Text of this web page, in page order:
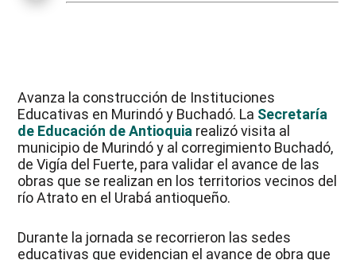
Avanza la construcción de Instituciones
Educativas en Murindó y Buchadó. La Secretaría
de Educación de Antioquia realizó visita al
municipio de Murindó y al corregimiento Buchadó,
de Vigía del Fuerte, para validar el avance de las
obras que se realizan en los territorios vecinos del
río Atrato en el Urabá antioqueño.
Durante la jornada se recorrieron las sedes
educativas que evidencian el avance de obra que